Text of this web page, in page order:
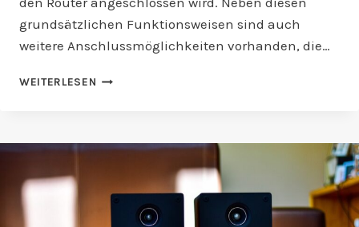
grundsätzlichen Funktionsweisen sind auch
weitere Anschlussmöglichkeiten vorhanden, die…
WEITERLESEN SONOS
OHNE
GEHT’S!